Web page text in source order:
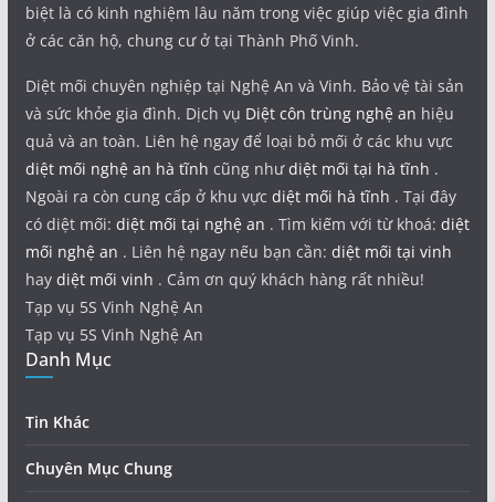
biệt là có kinh nghiệm lâu năm trong việc giúp việc gia đình
ở các căn hộ, chung cư ở tại Thành Phố Vinh.
Diệt mối chuyên nghiệp tại Nghệ An và Vinh. Bảo vệ tài sản
và sức khỏe gia đình. Dịch vụ Diệt côn trùng nghệ an hiệu
quả và an toàn. Liên hệ ngay để loại bỏ mối ở các khu vực
diệt mối nghệ an hà tĩnh cũng nhưdiệt mối tại hà tĩnh .
Ngoài ra còn cung cấp ở khu vực diệt mối hà tĩnh . Tại đây
có diệt mối: diệt mối tại nghệ an . Tìm kiếm với từ khoá: diệt
mối nghệ an . Liên hệ ngay nếu bạn cần: diệt mối tại vinh
hay diệt mối vinh . Cảm ơn quý khách hàng rất nhiều!
Tạp vụ 5S Vinh Nghệ An
Tạp vụ 5S Vinh Nghệ An
Danh Mục
Tin Khác
Chuyên Mục Chung